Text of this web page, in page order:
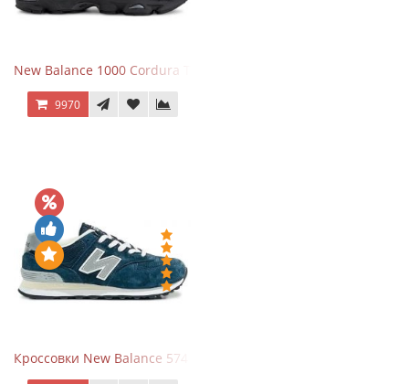
New Balance 1000 Cordura Trainers Black Cement
9970
Кроссовки New Balance 574 Navy Grey